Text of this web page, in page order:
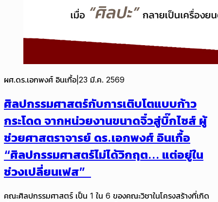
ผศ.ดร.เอกพงศ์ อินเกื้อ 23 มี.ค. 2569
ศิลปกรรมศาสตร์กับการเติบโตแบบก้าว
กระโดด จากหน่วยงานขนาดจิ๋วสู่บิ๊กไซส์ ผู้
ช่วยศาสตราจารย์ ดร.เอกพงศ์ อินเกื้อ
“ศิลปกรรมศาสตร์ไม่ได้วิกฤต... แต่อยู่ใน
ช่วงเปลี่ยนเฟส”
คณะศิลปกรรมศาสตร์ เป็น 1 ใน 6 ของคณะวิชาในโครงสร้างที่เกิด